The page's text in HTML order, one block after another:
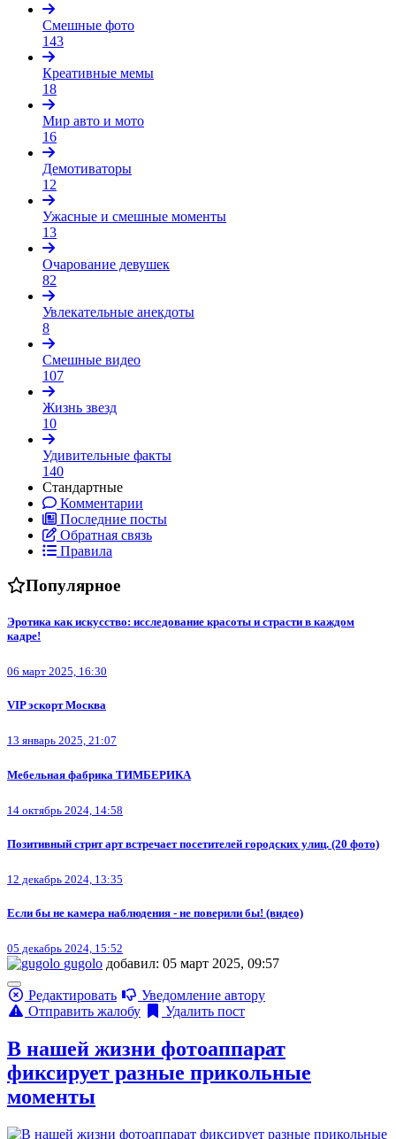
Смешные фото
143
Креативные мемы
18
Мир авто и мото
16
Демотиваторы
12
Ужасные и смешные моменты
13
Очарование девушек
82
Увлекательные анекдоты
8
Смешные видео
107
Жизнь звезд
10
Удивительные факты
140
Стандартные
Комментарии
Последние посты
Обратная связь
Правила
Популярное
Эротика как искусство: исследование красоты и страсти в каждом
кадре!
06 март 2025, 16:30
VIP эскорт Москва
13 январь 2025, 21:07
Мебельная фабрика ТИМБЕРИКА
14 октябрь 2024, 14:58
Позитивный стрит арт встречает посетителей городских улиц. (20 фото)
12 декабрь 2024, 13:35
Если бы не камера наблюдения - не поверили бы! (видео)
05 декабрь 2024, 15:52
gugolo добавил: 05 март 2025, 09:57
Редактировать
Уведомление автору
Отправить жалобу
Удалить пост
В нашей жизни фотоаппарат
фиксирует разные прикольные
моменты